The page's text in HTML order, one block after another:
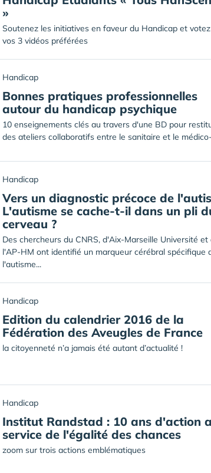
»
Soutenez les initiatives en faveur du Handicap et
vos 3 vidéos préférées
Handicap
Bonnes pratiques professionnelles
autour du handicap psychique
10 enseignements clés au travers d'une BD pour
des ateliers collaboratifs entre le sanitaire et le
Handicap
Vers un diagnostic précoce de
L'autisme se cache-t-il dans un pli
cerveau ?
Des chercheurs du CNRS, d'Aix-Marseille Université et
l'AP-HM ont identifié un marqueur cérébral spécifique
l'autisme...
Handicap
Edition du calendrier 2016 de la
Fédération des Aveugles de France
la citoyenneté n’a jamais été autant d’actualité !
Handicap
Institut Randstad : 10 ans d'action
service de l'égalité des chances
zoom sur trois actions emblématiques